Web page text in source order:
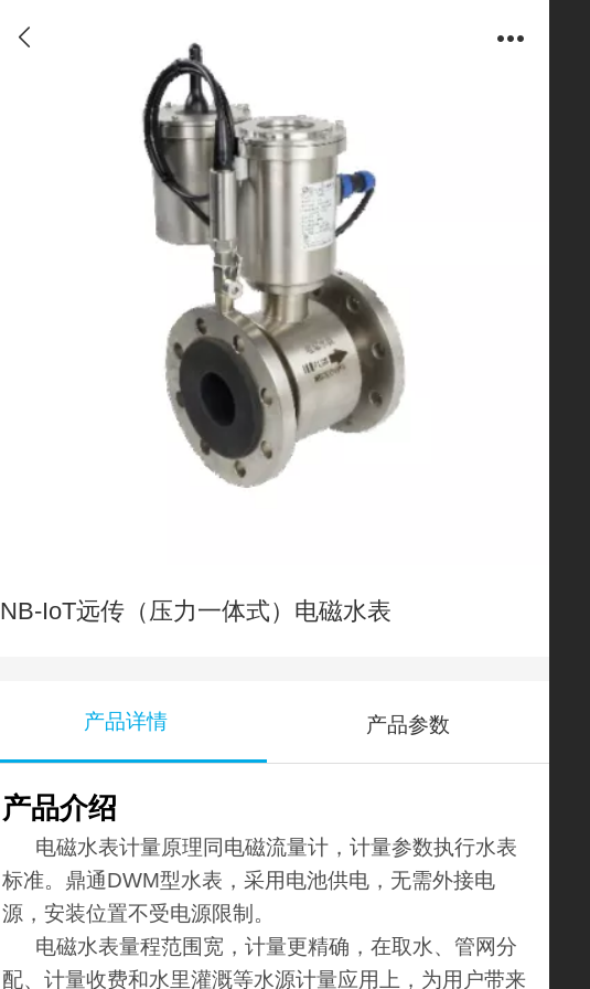
NB-IoT远传（压力一体式）电磁水表
产品详情 产品参数
产品介绍
电磁水表计量原理同电磁流量计，计量参数执行水表
标准。鼎通DWM型水表，采用电池供电，无需外接电
源，安装位置不受电源限制。
电磁水表量程范围宽，计量更精确，在取水、管网分
配、计量收费和水里灌溉等水源计量应用上，为用户带来